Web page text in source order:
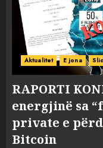
Aktualitet E jona
RAPORTI
energjinë sa
private e
Bitcoin